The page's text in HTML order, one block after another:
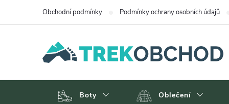
Obchodní podmínky Podmínky ochrany osobních údajů
Boty Oblečení